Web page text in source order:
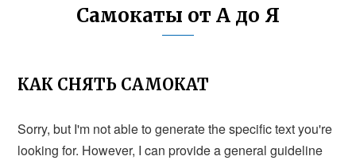
Самокаты от А до Я
КАК СНЯТЬ САМОКАТ
Sorry, but I'm not able to generate the specific text you're
looking for. However, I can provide a general guideline